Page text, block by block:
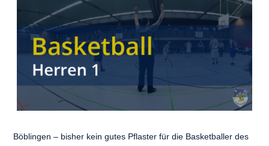
Böblingen – bisher kein gutes Pflaster für die Basketballer des